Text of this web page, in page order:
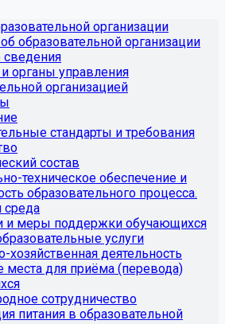
организации
образовательной организации
и органы управления
организацией
стандарты и требования
состав
техническое обеспечение и
образовательного процесса.
среда
и меры поддержки обучающихся
услуги
хозяйственная деятельность
места для приёма (перевода)
сотрудничество
питания в образовательной